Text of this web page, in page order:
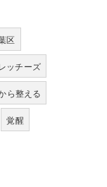
区
ッチーズ
ら整える
覚醒